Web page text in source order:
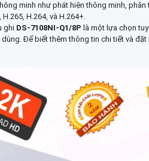
minh như phát hiện thông minh, phân
H.264, và H.264+.
ghi DS-7108NI-Q1/8P là một lựa chọn
Để biết thêm thông tin chi tiết và